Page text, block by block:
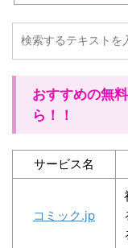
おすすめの無
ら！！
サービス名
コミック.jp